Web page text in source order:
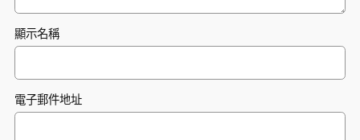
顯示名稱
電子郵件地址